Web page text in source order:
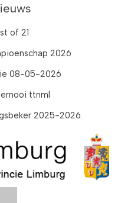
of 21
2026
08-05-2026
ttnml
2025-2026.